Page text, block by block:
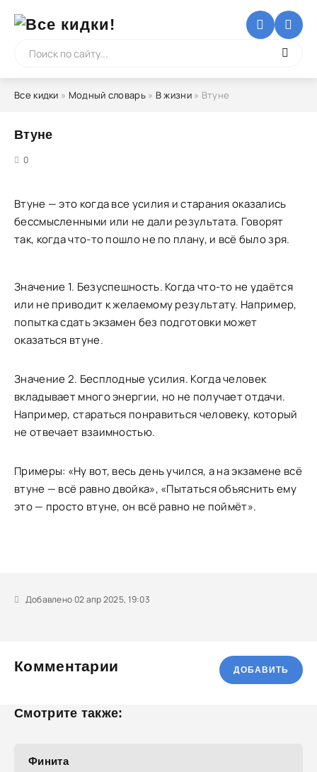
Все кидки » Модный словарь» В жизни» Втуне
Втуне
0
Втуне — это когда все усилия и старания оказались
бессмысленными или не дали результата. Говорят
так, когда что-то пошло не по плану, и всё было зря.
Значение 1. Безуспешность. Когда что-то не удаётся
или не приводит к желаемому результату. Например,
попытка сдать экзамен без подготовки может
оказаться втуне.
Значение 2. Бесплодные усилия. Когда человек
вкладывает много энергии, но не получает отдачи.
Например, стараться понравиться человеку, который
не отвечает взаимностью.
Примеры: «Ну вот, весь день учился, а на экзамене всё
втуне — всё равно двойка», «Пытаться объяснить ему
это — просто втуне, он всё равно не поймёт».
Добавлено 02 апр 2025, 19:03
Комментарии ДОБАВИТЬ
Смотрите также:
Финита